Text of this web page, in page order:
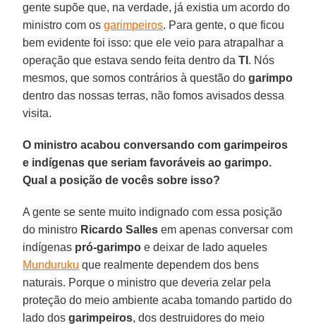
gente supõe que, na verdade, já existia um acordo do
ministro com osgarimpeiros. Para gente, o que ficou
bem evidente foi isso: que ele veio para atrapalhar a
operação que estava sendo feita dentro daTI . Nós
mesmos, que somos contrários à questão dogarimpo
dentro das nossas terras, não fomos avisados dessa
visita.
O ministro acabou conversando com garimpeiros
e indígenas que seriam favoráveis ao garimpo.
Qual a posição de vocês sobre isso?
A gente se sente muito indignado com essa posição
do ministro Ricardo Salles em apenas conversar com
indígenas pró-garimpo e deixar de lado aqueles
Munduruku que realmente dependem dos bens
naturais. Porque o ministro que deveria zelar pela
proteção do meio ambiente acaba tomando partido do
lado dosgarimpeiros, dos destruidores do meio